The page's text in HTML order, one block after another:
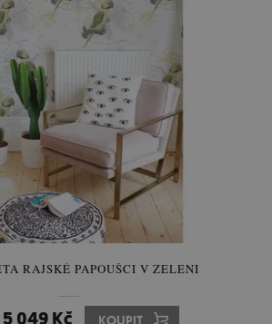
RAJSKÉ PAPOUŠCI V ZELENI
5 049 Kč KOUPIT